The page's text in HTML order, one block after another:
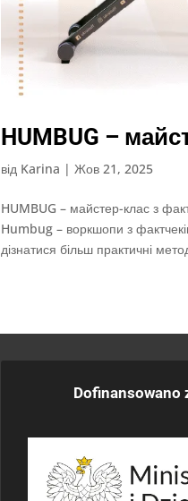
HUMBUG –
від Karina |Жов 21, 2025
HUMBUG – майстер-клас з
Humbug – воркшопи з
дізнатися більш практичні
Dofinansowano